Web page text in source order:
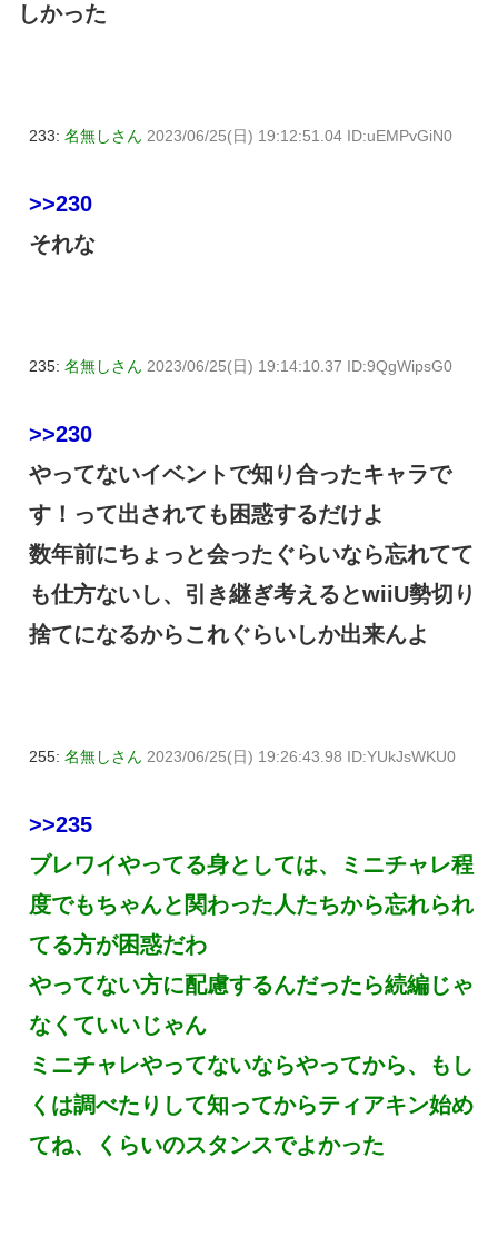
しかった
233: 名無しさん 2023/06/25(日) 19:12:51.04 ID:uEMPvGiN0
>>230
それな
235: 名無しさん 2023/06/25(日) 19:14:10.37 ID:9QgWipsG0
>>230
やってないイベントで知り合ったキャラで
す！って出されても困惑するだけよ
数年前にちょっと会ったぐらいなら忘れてて
も仕方ないし、引き継ぎ考えるとwiiU勢切り
捨てになるからこれぐらいしか出来んよ
255: 名無しさん 2023/06/25(日) 19:26:43.98 ID:YUkJsWKU0
>>235
ブレワイやってる身としては、ミニチャレ程
度でもちゃんと関わった人たちから忘れられ
てる方が困惑だわ
やってない方に配慮するんだったら続編じゃ
なくていいじゃん
ミニチャレやってないならやってから、もし
くは調べたりして知ってからティアキン始め
てね、くらいのスタンスでよかった